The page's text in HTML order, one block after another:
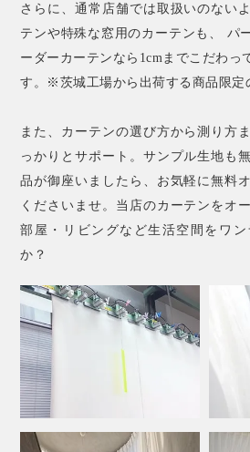
さらに、通常店舗では取扱いのない
テンや特殊な窓用のカーテンも、 パ
ーダーカーテンなら1cmまでこだわっ
す。※茨城工場から出荷する商品限定
また、カーテンの選び方から測り方
っかりとサポート。サンプル生地も
品が御座いましたら、お気軽に無料
くださいませ。当店のカーテンをオ
部屋・リビングなど生活空間をワ
か？